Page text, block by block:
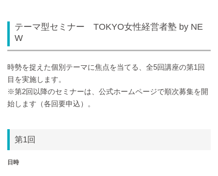
テーマ型セミナー TOKYO女性経営者塾 by NE
W
時勢を捉えた個別テーマに焦点を当てる、全5回講座の第1回
目を実施します。
※第2回以降のセミナーは、公式ホームページで順次募集を開
始します（各回要申込）。
第1回
日時